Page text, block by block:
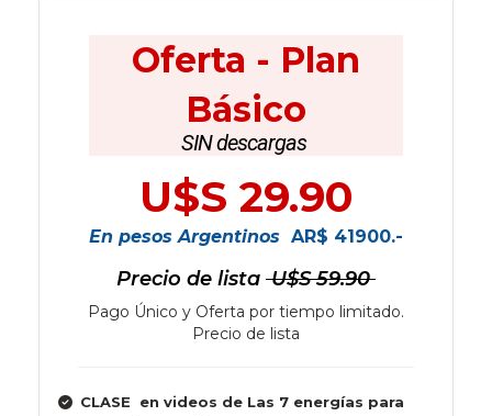
Oferta - Plan
Básico
SIN descargas
U$S 29.90
En pesos Argentinos AR$ 41900.-
Precio de lista U$S 59.90
Pago Único y Oferta por tiempo limitado.
Precio de lista
CLASE en videos de Las 7 energías para